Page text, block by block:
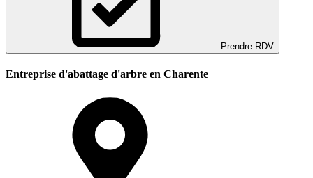
Prendre RDV
Entreprise d'abattage d'arbre en Charente